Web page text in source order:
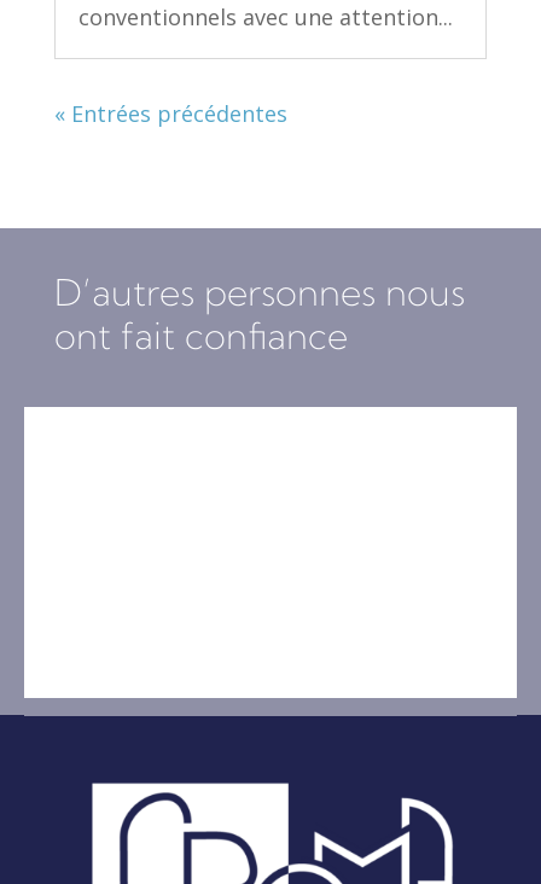
conventionnels avec une attention...
« Entrées précédentes
D’autres personnes nous
ont fait confiance